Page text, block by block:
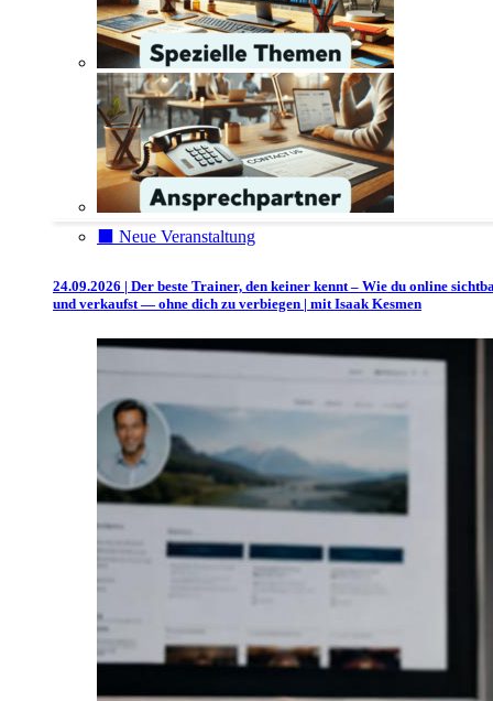
⬛️ Neue Veranstaltung
24.09.2026 | Der beste Trainer, den keiner kennt – Wie du online
und verkaufst — ohne dich zu verbiegen | mit Isaak Kesmen